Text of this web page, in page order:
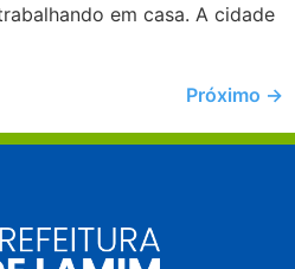
em casa. A cidade
Próximo →